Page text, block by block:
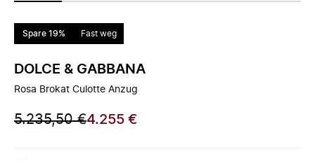
Spare 19% Fast weg
DOLCE & GABBANA
Rosa Brokat Culotte Anzug
5.235,50 €4.255 €